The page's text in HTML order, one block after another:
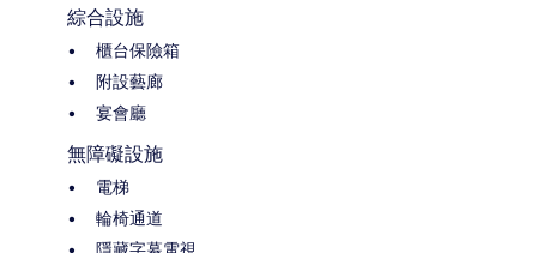
綜合設施
櫃台保險箱
附設藝廊
宴會廳
無障礙設施
電梯
輪椅通道